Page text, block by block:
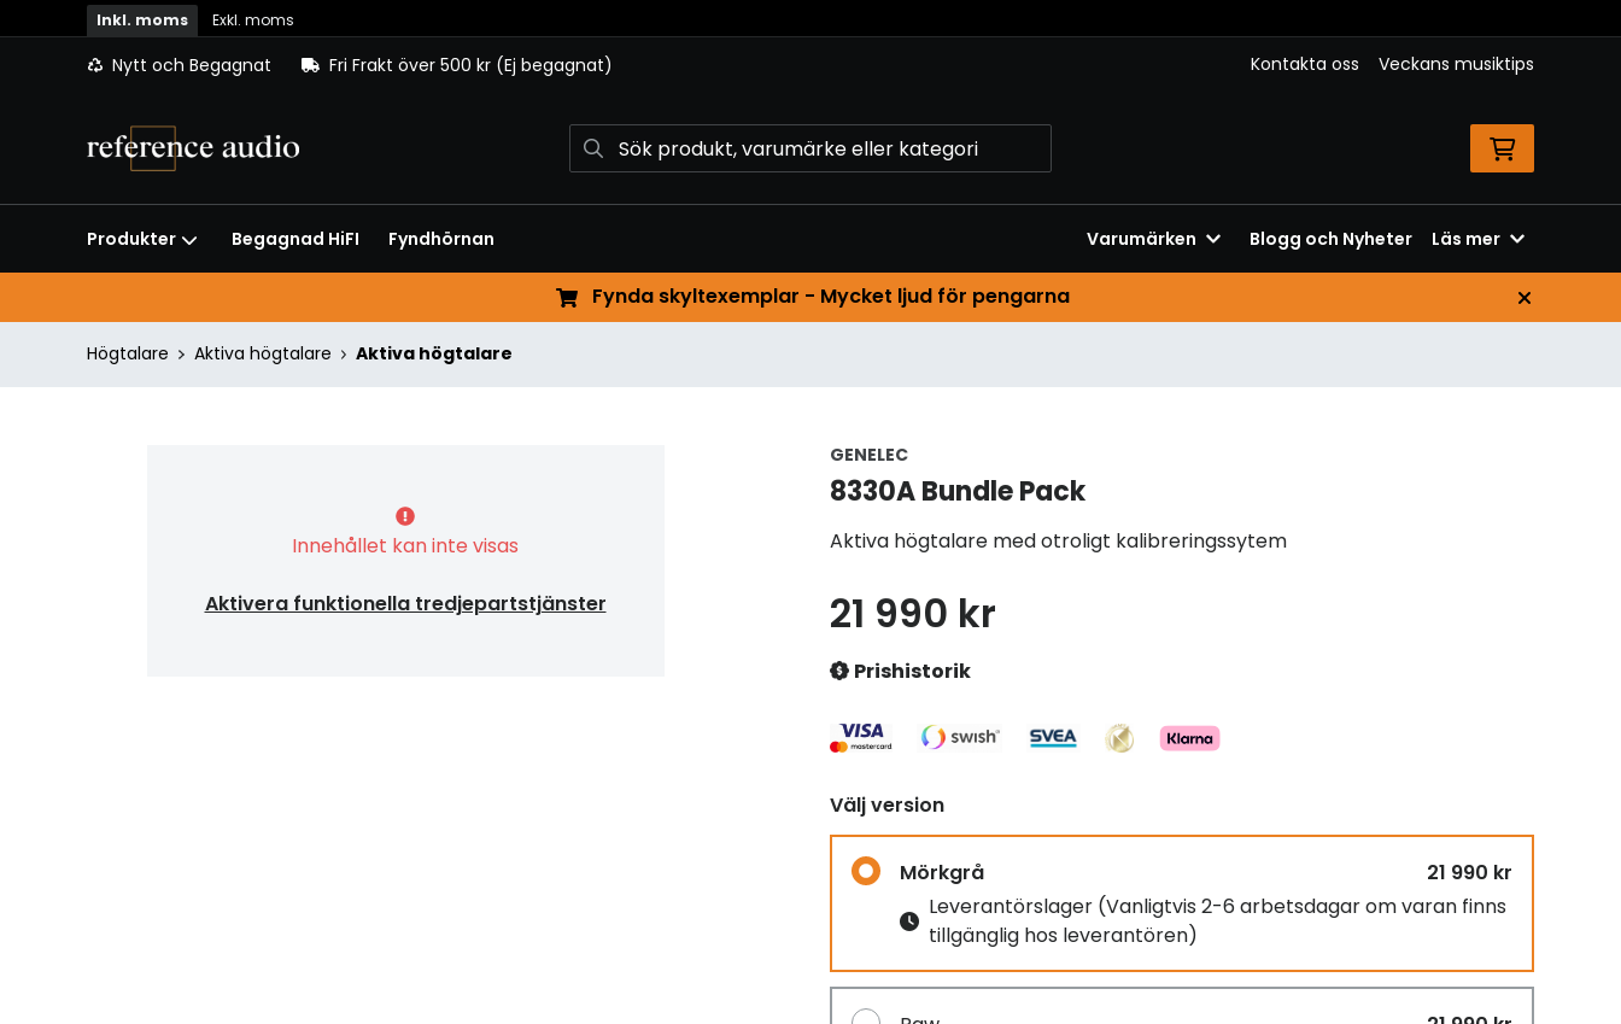
Inkl. moms Exkl. moms
Nytt och Begagnat Fri Frakt över 500 kr (Ej begagnat) Kontakta oss Veckans musiktips
Produkter Begagnad HiFI Fyndhörnan Varumärken Blogg och Nyheter Läs mer
Fynda skyltexemplar - Mycket ljud för pengarna
Högtalare Aktiva högtalare Aktiva högtalare
Innehållet kan inte visas
Aktivera funktionella tredjepartstjänster
GENELEC
8330A Bundle Pack
Aktiva högtalare med otroligt kalibreringssytem
21 990 kr
Prishistorik
Välj version
Mörkgrå
21 990 kr
Leverantörslager (Vanligtvis 2-6 arbetsdagar om varan finns
tillgänglig hos leverantören)